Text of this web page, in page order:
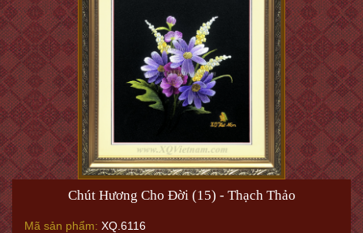
Chút Hương Cho Đời (15) - Thạch Thảo
Mã sản phẩm: XQ.6116